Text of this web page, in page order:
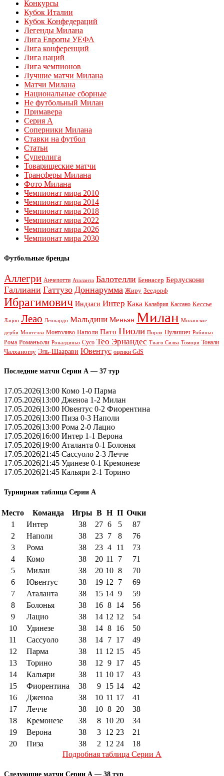
Конкурсы
Кубок Италии
Кубок Конфедераций
Легенды Милана
Лига Европы УЕФА
Лига конференций
Лига наций
Лига чемпионов
Лучшие матчи Милана
Матчи Милана
Национальные сборные
Не футбольный Милан
Примавера
Серия А
Соперники Милана
Ставки на футбол
Статьи
Суперлига
Товарищеские матчи
Трансферы Милана
Фото Милана
Чемпионат мира 2010
Чемпионат мира 2014
Чемпионат мира 2018
Чемпионат мира 2022
Чемпионат мира 2026
Чемпионат мира 2030
Футбольные бренды
Аллегри Анчелотти Аталанта Балотелли Беннасер Берлускони
Галлиани Гаттузо Доннарумма Жиру Зеедорф
Ибрагимович Индзаги Интер Кака Калабрия Кассано Кессье
Лацио Леао Леонардо Мальдини Меньян Милан Миланское
дерби Монтелла Монтоливо Наполи Пато Пиоли Пирло Пулишич Робиньо
Рома Романьоли Роналдиньо Сусо Тео Эрнандес Тиаго Силва Томори Тонали
Чалханоглу Эль-Шаарави Ювентус оценки GdS
Последние матчи Серии А — 37 тур
17.05.2026|13:00 Комо 1-0 Парма
17.05.2026|13:00 Дженоа 1-2 Милан
17.05.2026|13:00 Ювентус 0-2 Фиорентина
17.05.2026|13:00 Пиза 0-3 Наполи
17.05.2026|13:00 Рома 2-0 Лацио
17.05.2026|16:00 Интер 1-1 Верона
17.05.2026|19:00 Аталанта 0-1 Болонья
17.05.2026|21:45 Сассуоло 2-3 Лечче
17.05.2026|21:45 Удинезе 0-1 Кремонезе
17.05.2026|21:45 Кальяри 2-1 Торино
Турнирная таблица Серии А
Место Команда Игры В Н П Очки
1
Интер 38 27 6 5
87
2
Наполи 38 23 7 8
76
3
Рома 38 23 4 11
73
4
Комо 38 20 11 7
71
5
Милан 38 20 10 8
70
6
Ювентус 38 19 12 7
69
7
Аталанта 38 15 14 9
59
8
Болонья 38 16 8 14
56
9
Лацио 38 14 12 12
54
10
Удинезе 38 14 8 16
50
11
Сассуоло 38 14 7 17
49
12
Парма 38 11 12 15
45
13
Торино 38 12 9 17
45
14
Кальяри 38 11 10 17
43
15
Фиорентина 38 9 15 14
42
16
Дженоа 38 10 11 17
41
17
Лечче 38 10 8 20
38
18
Кремонезе 38 8 10 20
34
19
Верона 38 3 12 23
21
20
Пиза 38 2 12 24
18
Подробная таблица Серии А
Следующие матчи Серии А — 38 тур